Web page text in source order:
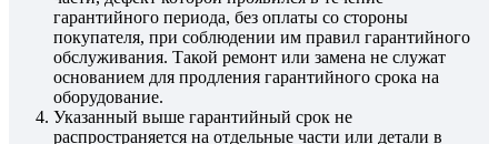
гарантийного периода, без оплаты со стороны
покупателя, при соблюдении им правил гарантийного
обслуживания. Такой ремонт или замена не служат
основанием для продления гарантийного срока на
оборудование.
Указанный выше гарантийный срок не
распространяется на отдельные части или детали в